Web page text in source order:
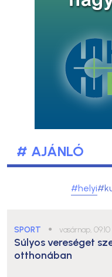
# AJÁNLÓ
#helyi
SPORT ● vasárnap, 09:10
Súlyos vereséget
otthonában